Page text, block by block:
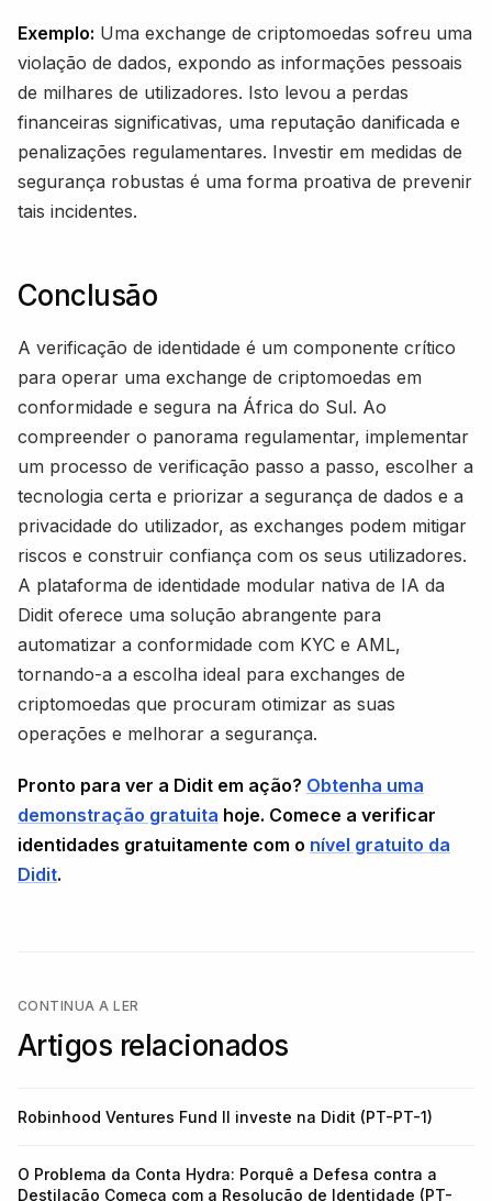
Exemplo: Uma exchange de criptomoedas sofreu uma
violação de dados, expondo as informações pessoais
de milhares de utilizadores. Isto levou a perdas
financeiras significativas, uma reputação danificada e
penalizações regulamentares. Investir em medidas de
segurança robustas é uma forma proativa de prevenir
tais incidentes.
Conclusão
A verificação de identidade é um componente crítico
para operar uma exchange de criptomoedas em
conformidade e segura na África do Sul. Ao
compreender o panorama regulamentar, implementar
um processo de verificação passo a passo, escolher a
tecnologia certa e priorizar a segurança de dados e a
privacidade do utilizador, as exchanges podem mitigar
riscos e construir confiança com os seus utilizadores.
A plataforma de identidade modular nativa de IA da
Didit oferece uma solução abrangente para
automatizar a conformidade com KYC e AML,
tornando-a a escolha ideal para exchanges de
criptomoedas que procuram otimizar as suas
operações e melhorar a segurança.
Pronto para ver a Didit em ação? Obtenha uma
demonstração gratuita hoje. Comece a verificar
identidades gratuitamente com o nível gratuito da
Didit.
CONTINUA A LER
Artigos relacionados
Robinhood Ventures Fund II investe na Didit (PT-PT-1)
O Problema da Conta Hydra: Porquê a Defesa contra a
Destilação Começa com a Resolução de Identidade (PT-